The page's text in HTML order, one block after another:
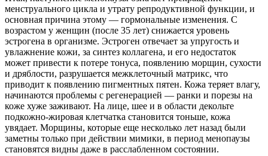
менструального цикла и утрату репродуктивной функции, и
основная причина этому — гормональные изменения. С
возрастом у женщин (после 35 лет) снижается уровень
эстрогена в организме. Эстроген отвечает за упругость и
увлажнение кожи, за синтез коллагена, и его недостаток
может привести к потере тонуса, появлению морщин, сухости
и дряблости, разрушается межклеточный матрикс, что
приводит к появлению пигментных пятен. Кожа теряет влагу,
начинаются проблемы с регенерацией — ранки и порезы на
коже хуже заживают. На лице, шее и в области декольте
подкожно-жировая клетчатка становится тоньше, кожа
увядает. Морщины, которые еще несколько лет назад были
заметны только при действии мимики, в период менопаузы
становятся видны даже в расслабленном состоянии.